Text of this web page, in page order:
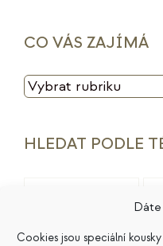
Dáte
Cookies jsou speciální
CO VÁS ZAJÍMÁ
CO
HLEDAT PODLE